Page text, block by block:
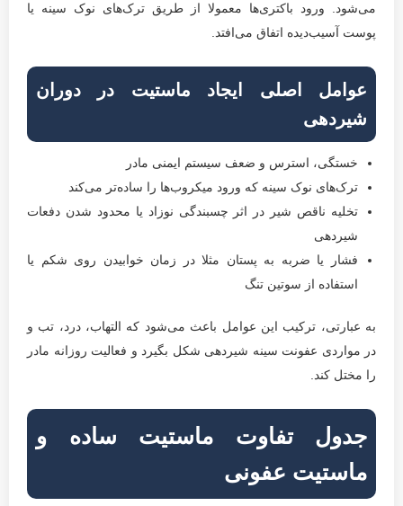
می‌شود. ورود باکتری‌ها معمولا از طریق ترک‌های نوک سینه یا
پوست آسیب‌دیده اتفاق می‌افتد.
عوامل اصلی ایجاد ماستیت در دوران
شیردهی
خستگی، استرس و ضعف سیستم ایمنی مادر
ترک‌های نوک سینه که ورود میکروب‌ها را ساده‌تر می‌کند
تخلیه ناقص شیر در اثر چسبندگی نوزاد یا محدود شدن دفعات
شیردهی
فشار یا ضربه به پستان مثلا در زمان خوابیدن روی شکم یا
استفاده از سوتین تنگ
به عبارتی، ترکیب این عوامل باعث می‌شود که التهاب، درد، تب و
در مواردی عفونت سینه شیردهی شکل بگیرد و فعالیت روزانه مادر
را مختل کند.
جدول تفاوت ماستیت ساده و
ماستیت عفونی